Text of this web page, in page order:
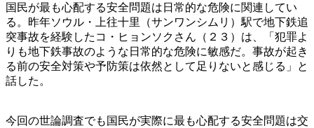
国民が最も心配する安全問題は日常的な危険に関連してい
る。昨年ソウル・上往十里（サンワンシムリ）駅で地下鉄追
突事故を経験したコ・ヒョンソクさん（２３）は、「犯罪よ
りも地下鉄事故のような日常的な危険に敏感だ。事故が起き
る前の安全対策や予防策は依然として足りないと感じる」と
話した。
今回の世論調査でも国民が実際に最も心配する安全問題は交